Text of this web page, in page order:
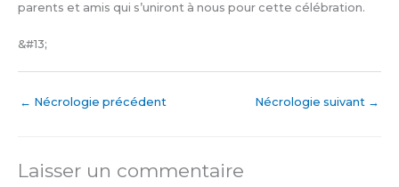
parents et amis qui s’uniront à nous pour cette célébration.
&#13;
← Nécrologie précédent Nécrologie suivant →
Laisser un commentaire